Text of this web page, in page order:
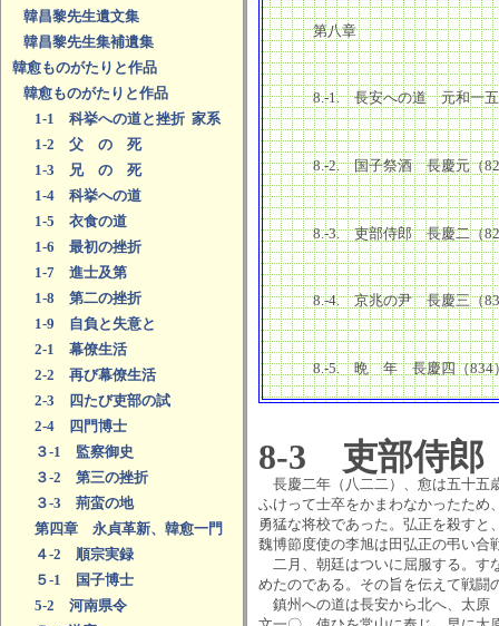
韓昌黎先生遺文集
韓昌黎先生集補遺集
韓愈ものがたりと作品
韓愈ものがたりと作品
1-1 科挙への道と挫折 家系
1-2 父 の 死
1-3 兄 の 死
1-4 科挙への道
1-5 衣食の道
1-6 最初の挫折
1-7 進士及第
1-8 第二の挫折
1-9 自負と失意と
2-1 幕僚生活
2-2 再び幕僚生活
2-3 四たび吏部の試
2-4 四門博士
３-1 監察御史
３-2 第三の挫折
３-3 荊蛮の地
第四章 永貞革新、韓愈一門
４-2 順宗実録
５-1 国子博士
5-2 河南県令
第八章
8.-1. 長安への道 元和一
8.-2. 国子祭酒 長慶元（
8.-3. 吏部侍郎 長慶二（
8.-4. 京兆の尹 長慶三（
8.-5. 晩 年 長慶四（834
8-3 吏部侍郎
長慶二年（八二二）、愈は五十五
ふけって士卒をかまわなかったため
勇猛な将校であった。弘正を殺すと
魏博節度使の李旭は田弘正の弔い合
二月、朝廷はついに屈服する。す
めたのである。その旨を伝えて戦闘
鎮州への道は長安から北へ、太原